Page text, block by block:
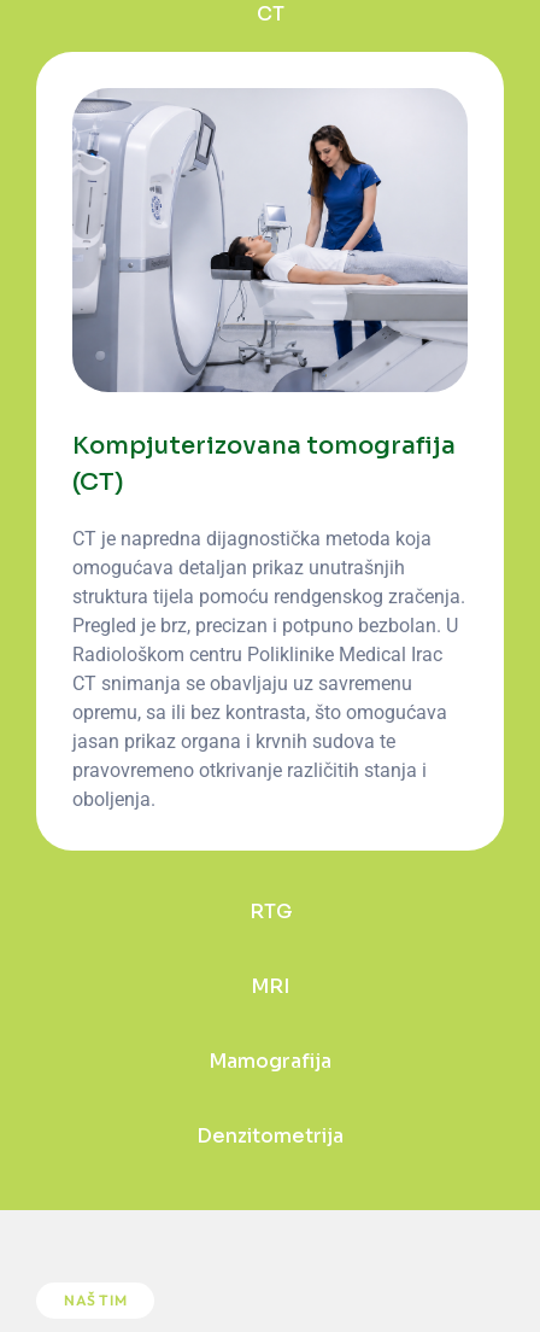
CT
Kompjuterizovana tomografija
(CT)
CT je napredna dijagnostička metoda koja
omogućava detaljan prikaz unutrašnjih
struktura tijela pomoću rendgenskog zračenja.
Pregled je brz, precizan i potpuno bezbolan. U
Radiološkom centru Poliklinike Medical Irac
CT snimanja se obavljaju uz savremenu
opremu, sa ili bez kontrasta, što omogućava
jasan prikaz organa i krvnih sudova te
pravovremeno otkrivanje različitih stanja i
oboljenja.
RTG
MRI
Mamografija
Denzitometrija
NAŠ TIM